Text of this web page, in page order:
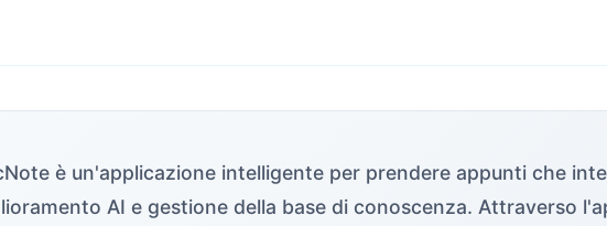
è un'applicazione intelligente per prendere appunti che
AI e gestione della base di conoscenza. Attraverso